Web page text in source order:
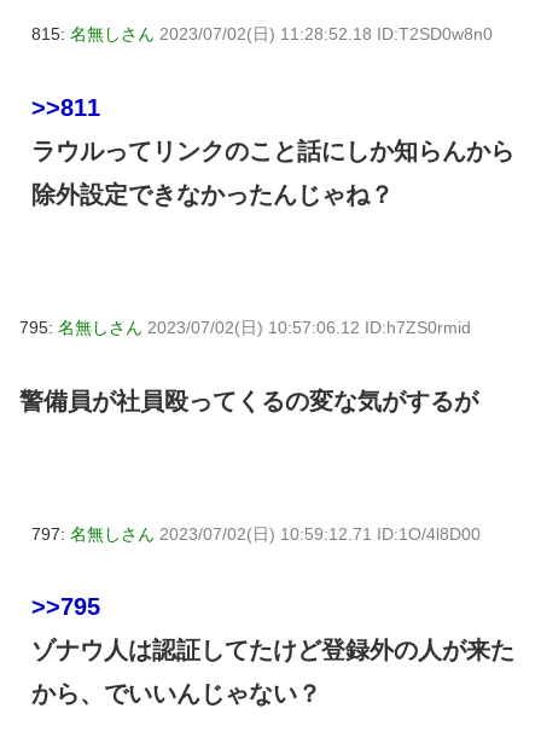
815: 名無しさん 2023/07/02(日) 11:28:52.18 ID:T2SD0w8n0
>>811
ラウルってリンクのこと話にしか知らんから
除外設定できなかったんじゃね？
795: 名無しさん 2023/07/02(日) 10:57:06.12 ID:h7ZS0rmid
警備員が社員殴ってくるの変な気がするが
797: 名無しさん 2023/07/02(日) 10:59:12.71 ID:1O/4l8D00
>>795
ゾナウ人は認証してたけど登録外の人が来た
から、でいいんじゃない？